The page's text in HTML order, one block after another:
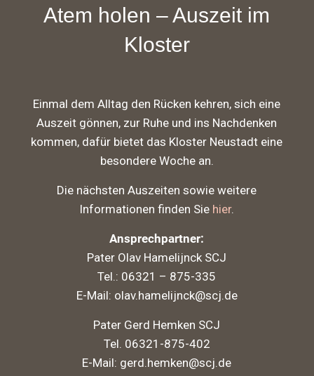
Atem holen – Auszeit im
Kloster
Einmal dem Alltag den Rücken kehren, sich eine
Auszeit gönnen, zur Ruhe und ins Nachdenken
kommen, dafür bietet das Kloster Neustadt eine
besondere Woche an.
Die nächsten Auszeiten sowie weitere
Informationen finden Sie hier.
Ansprechpartner:
Pater Olav Hamelijnck SCJ
Tel.: 06321 – 875-335
E-Mail: olav.hamelijnck@scj.de
Pater Gerd Hemken SCJ
Tel. 06321-875-402
E-Mail: gerd.hemken@scj.de